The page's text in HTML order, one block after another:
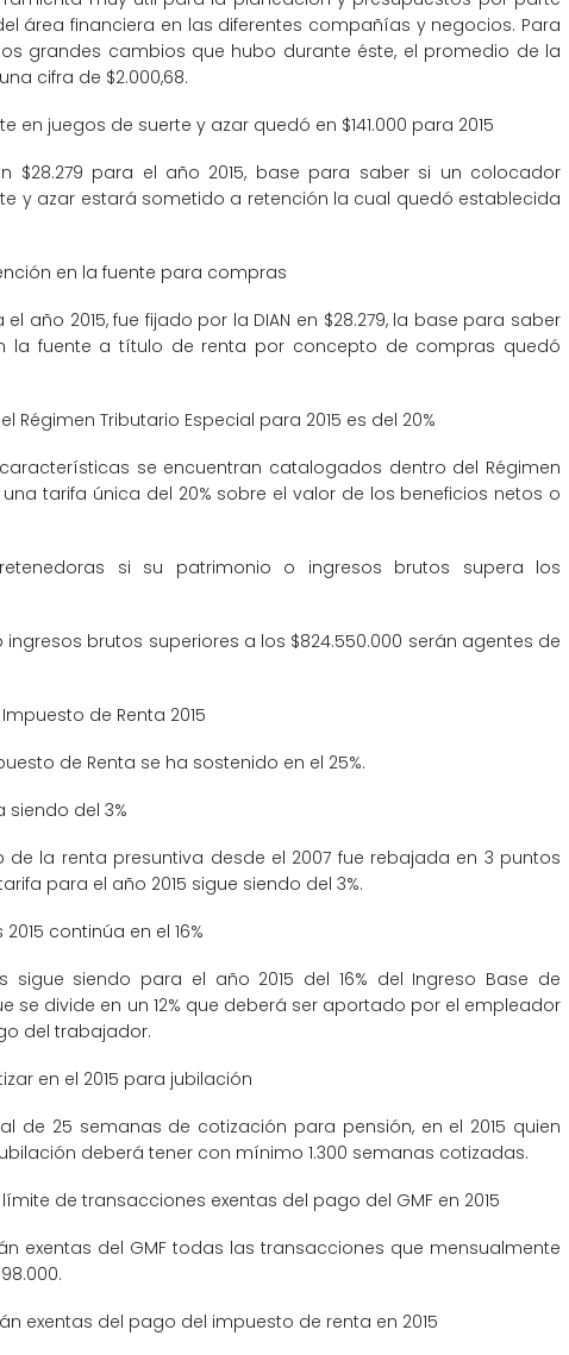
área financiera en las diferentes compañías y negocios. Para
grandes cambios que hubo durante éste, el promedio de la
cifra de $2.000,68.
en juegos de suerte y azar quedó en $141.000 para 2015
$28.279 para el año 2015, base para saber si un colocador
y azar estará sometido a retención la cual quedó establecida
en la fuente para compras
año 2015, fue fijado por la DIAN en $28.279, la base para saber
la fuente a título de renta por concepto de compras quedó
Régimen Tributario Especial para 2015 es del 20%
se encuentran catalogados dentro del Régimen
tarifa única del 20% sobre el valor de los beneficios netos o
si su patrimonio o ingresos brutos supera los
brutos superiores a los $824.550.000 serán agentes de
de Renta 2015
de Renta se ha sostenido en el 25%.
siendo del 3%
la renta presuntiva desde el 2007 fue rebajada en 3 puntos
para el año 2015 sigue siendo del 3%.
continúa en el 16%
sigue siendo para el año 2015 del 16% del Ingreso Base de
se divide en un 12% que deberá ser aportado por el empleador
del trabajador.
en el 2015 para jubilación
de 25 semanas de cotización para pensión, en el 2015 quien
deberá tener con mínimo 1.300 semanas cotizadas.
de transacciones exentas del pago del GMF en 2015
exentas del GMF todas las transacciones que mensualmente
exentas del pago del impuesto de renta en 2015